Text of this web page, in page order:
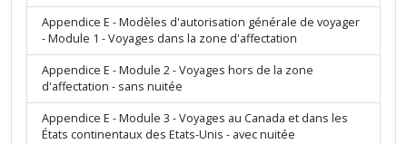
Appendice E - Modèles d'autorisation générale de voyager
- Module 1 - Voyages dans la zone d'affectation
Appendice E - Module 2 - Voyages hors de la zone
d'affectation - sans nuitée
Appendice E - Module 3 - Voyages au Canada et dans les
États continentaux des Etats-Unis - avec nuitée